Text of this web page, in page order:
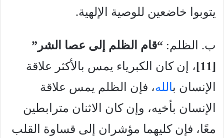
يتوبوا خاضعين للوصية الإلهية.
ب. الظلم: “قام الظلم إلى عصا الشر”
[11
]، إن كان الكبرياء يمس بالأكثر علاقة
الإنسان بالله، فإن الظلم يمس علاقة
الإنسان بأخيه، وإن كان الاثنان مترابطين
معًا، فإن كليهما مؤشران إلى قساوة القلب